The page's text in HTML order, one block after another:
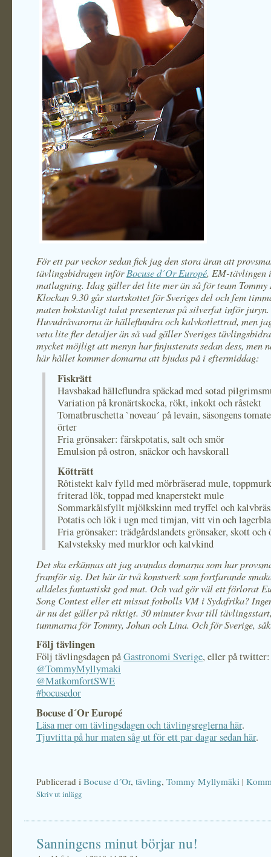
För ett par veckor sedan fick jag den stora äran att
tävlingsbidragen införBocuse d´Or Europé, EM-tävlingen i
matlagning. Idag gäller det lite mer än så för team
Klockan 9.30 går startskottet för Sveriges del och fem
maten bokstavligt talat presenteras på silverfat inför juryn.
Huvudråvarorna är hälleflundra och kalvkotlettrad, men
veta lite fler detaljer än så vad gäller Sveriges
mycket möjligt att menyn har finjusterats sedan dess, men
här hållet kommer domarna att bjudas på i eftermiddag:
Fiskrätt
Havsbakad hälleflundra späckad med sotad
Variation på kronärtskocka, rökt, inkokt och råstekt
Tomatbruschetta `noveau´ på levain, säsongens
örter
Fria grönsaker: färskpotatis, salt och smör
Emulsion på ostron, snäckor och havskorall
Kötträtt
Rôtistekt kalv fylld med mörbräserad mule,
friterad lök, toppad med knaperstekt mule
Sommarkålsfyllt mjölkskinn med tryffel och
Potatis och lök i ugn med timjan, vitt vin och
Fria grönsaker: trädgårdslandets grönsaker, skott och
Kalvsteksky med murklor och kalvkind
Det ska erkännas att jag avundas domarna som har
framför sig. Det här är två konstverk som fortfarande
alldeles fantastiskt god mat. Och vad gör väl ett förlorat
Song Contest eller ett missat fotbolls VM i Sydafrika?
är nu det gäller på riktigt. 30 minuter kvar till
tummarna för Tommy, Johan och Lina. Och för Sverige,
Följ tävlingen
Följ tävlingsdagen påGastronomi Sverige, eller på twitter:
@TommyMyllymaki
@MatkomfortSWE
#bocusedor
Bocuse d´Or Europé
Läsa mer om tävlingsdagen och tävlingsreglerna här.
Tjuvtitta på hur maten såg ut för ett par dagar sedan här.
Publicerad i Bocuse d´Or, tävling, Tommy Myllymäki |
Skriv ut inlägg
Sanningens minut börjar nu!